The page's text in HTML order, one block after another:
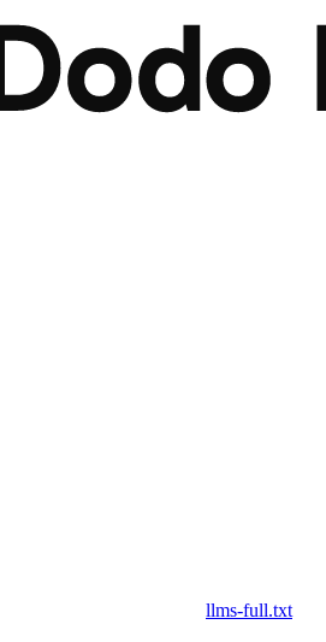
llms-full.txt